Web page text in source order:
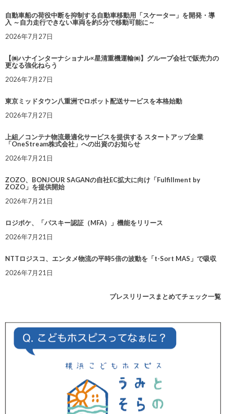
自動車船の荷役中断を抑制する自動車移動用「スケーター」を開発・導
入 ～自力走行できない車両を約5分で移動可能に～
2026年7月27日
【㈱ハナインターナショナル×星清重機運輸㈱】グループ会社で販売力の
更なる強化ねらう
2026年7月27日
東京ミッドタウン八重洲でロボット配送サービスを本格始動
2026年7月27日
上組／コンテナ物流最適化サービスを提供する スタートアップ企業
「OneStream株式会社」への出資のお知らせ
2026年7月21日
ZOZO、BONJOUR SAGANの自社EC拡大に向け「Fulfillment by
ZOZO」を提供開始
2026年7月21日
ロジポケ、「パスキー認証（MFA）」機能をリリース
2026年7月21日
NTTロジスコ、エンタメ物流の平時5倍の波動を「t-Sort MAS」で吸収
2026年7月21日
プレスリリースまとめてチェック一覧